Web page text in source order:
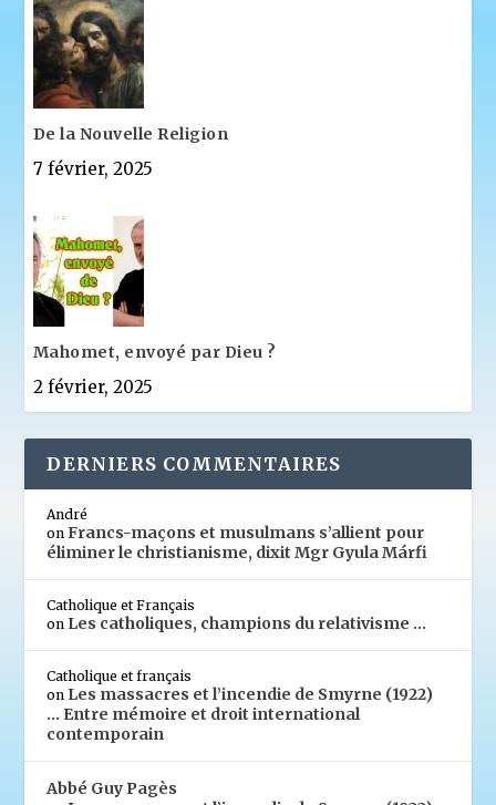
De la Nouvelle Religion
7 février, 2025
Mahomet, envoyé par Dieu ?
2 février, 2025
DERNIERS COMMENTAIRES
André
onFrancs-maçons et musulmans s’allient pour
éliminer le christianisme, dixit Mgr Gyula Márfi
Catholique et Français
on Les catholiques, champions du relativisme …
Catholique et français
on Les massacres et l’incendie de Smyrne (1922)
… Entre mémoire et droit international
contemporain
Abbé Guy Pagès